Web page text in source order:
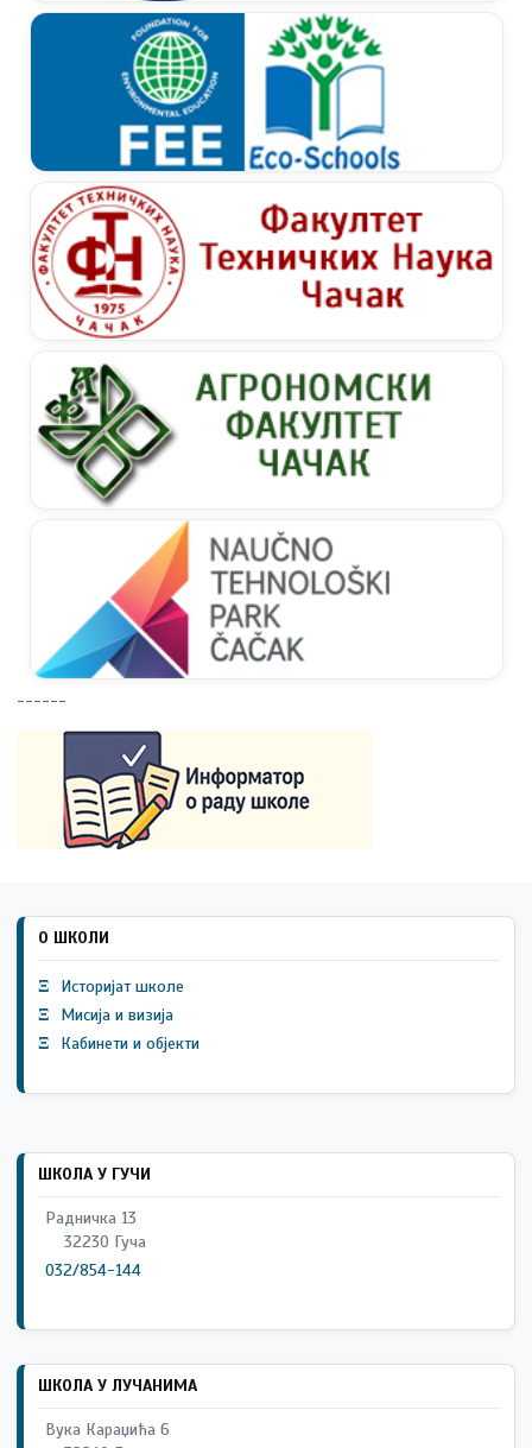
------
О ШКОЛИ
Ξ
Историјат школе
Ξ
Мисија и визија
Ξ
Кабинети и објекти
ШКОЛА У ГУЧИ
Радничка 13
32230 Гуча
032/854-144
ШКОЛА У ЛУЧАНИМА
Вука Караџића 6